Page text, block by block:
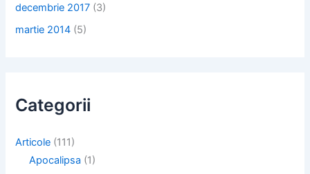
decembrie 2017 (3)
martie 2014 (5)
Categorii
Articole (111)
Apocalipsa (1)